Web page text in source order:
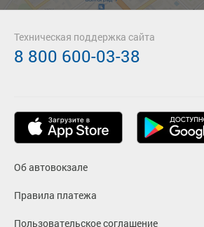
Об автовокзале
Правила платежа
Пользовательское соглашение
Техническая поддержка сайта
8 800 600-03-38